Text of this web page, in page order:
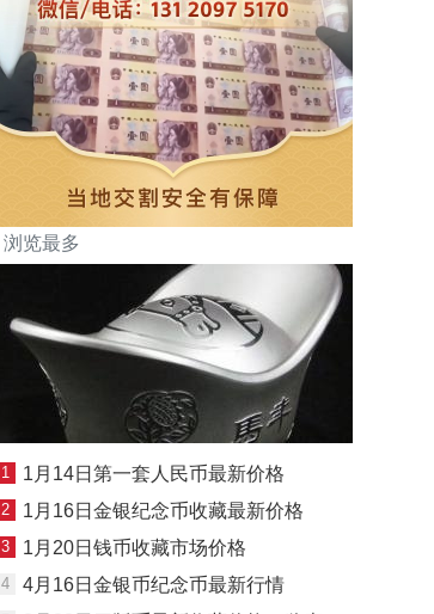
浏览最多
1 1月14日第一套人民币最新价格
2 1月16日金银纪念币收藏最新价格
3 1月20日钱币收藏市场价格
4 4月16日金银币纪念币最新行情